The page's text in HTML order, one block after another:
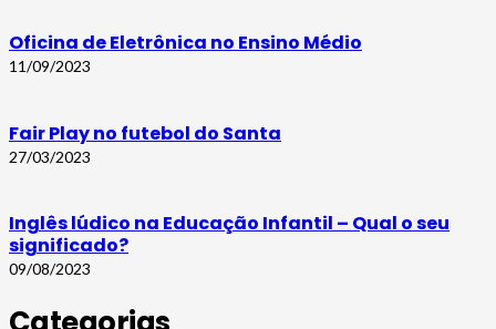
Oficina de Eletrônica no Ensino Médio
11/09/2023
Fair Play no futebol do Santa
27/03/2023
Inglês lúdico na Educação Infantil – Qual o seu
significado?
09/08/2023